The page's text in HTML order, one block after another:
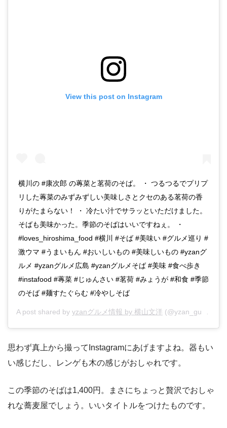
View this post on Instagram
横川の #康次郎 の蓴菜と茗荷のそば。 ・ つるつるでプリプ
リした蓴菜のみずみずしい美味しさとクセのある茗荷の香
りがたまらない！ ・ 冷たい汁でサラッといただけました。
そばも美味かった。季節のそばはいいですねぇ。 ・
#loves_hiroshima_food #横川 #そば #美味い #グルメ巡り #
激ウマ #うまいもん #おいしいもの #美味しいもの #yzanグ
ルメ #yzanグルメ広島 #yzanグルメそば #美味 #食べ歩き
#instafood #蓴菜 #じゅんさい #茗荷 #みょうが #和食 #季節
のそば #麺すたぐらむ #冷やしそば
A post shared by yzanグルメ情報 by 横山文洋 (@yzan_gurume) on
思わず真上から撮ってInstagramにあげますよね。器もい
い感じだし、レンゲも木の感じがおしゃれです。
この季節のそばは1,400円。まさにちょっと贅沢でおしゃ
れな蕎麦屋でしょう。いいタイトルをつけたものです。